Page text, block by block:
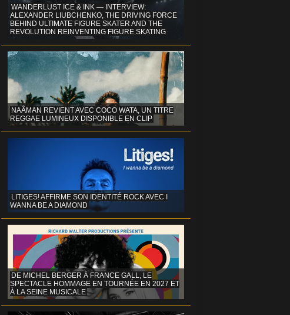
WANDERLUST ICE & INK — INTERVIEW:
ALEXANDER LIUBCHENKO, THE DRIVING FORCE
BEHIND ULTIMATE FIGURE SKATER AND THE
REVOLUTION REINVENTING FIGURE SKATING
NAÂMAN REVIENT AVEC COCO WATA, UN TITRE
REGGAE LUMINEUX DISPONIBLE EN CLIP
LITIGES! AFFIRME SON IDENTITÉ ROCK AVEC I
WANNA BE A DIAMOND
DE MICHEL BERGER À FRANCE GALL, LE
SPECTACLE HOMMAGE EN TOURNÉE EN 2027 ET
À LA SEINE MUSICALE